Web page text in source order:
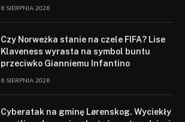
6 SIERPNIA 2026
Czy Norweżka stanie na czele FIFA? Lise
Klaveness wyrasta na symbol buntu
przeciwko Gianniemu Infantino
6 SIERPNIA 2026
Cyberatak na gminę Lørenskog. Wyciekły